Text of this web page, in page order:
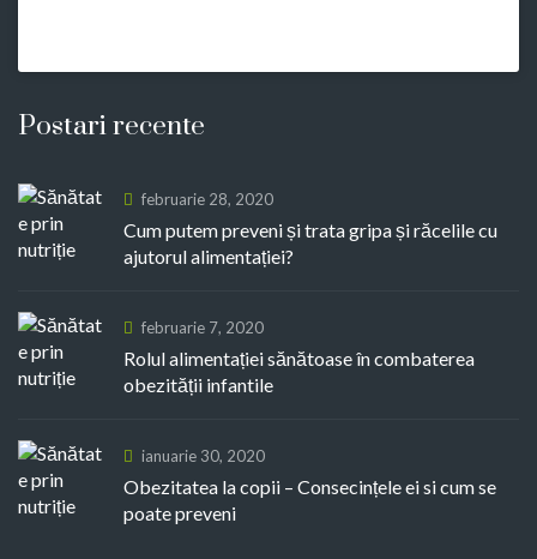
Postari recente
februarie 28, 2020
Cum putem preveni și trata gripa și răcelile cu
ajutorul alimentației?
februarie 7, 2020
Rolul alimentației sănătoase în combaterea
obezității infantile
ianuarie 30, 2020
Obezitatea la copii – Consecințele ei si cum se
poate preveni